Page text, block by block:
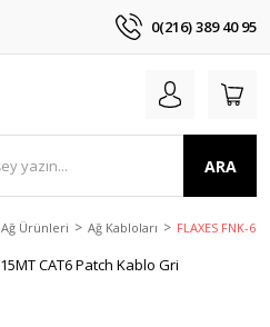
0(216) 389 40 95
ARA
Ağ Ürünleri Ağ Kabloları FLAXES FNK-